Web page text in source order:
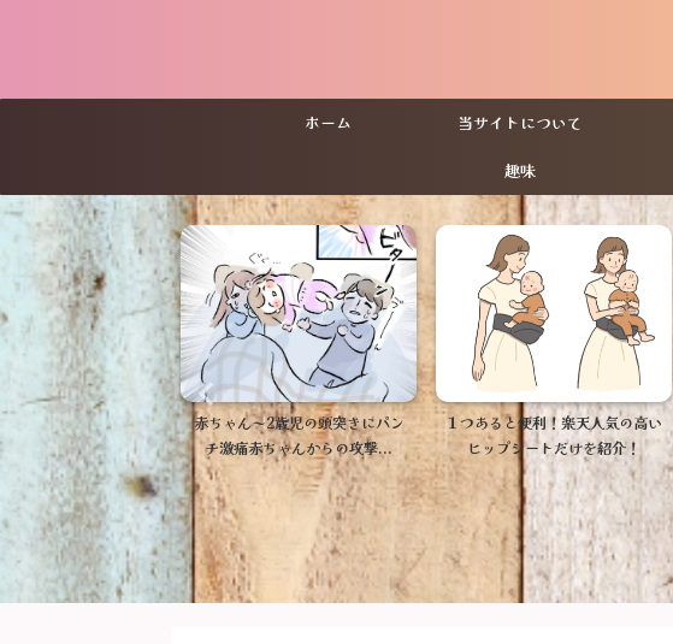
ホーム 当サイトについて
趣味
2歳児の頭突きにパン
ちゃんからの攻撃...
１つあると便利！楽天人気の高い
ヒップシートだけを紹介！
【病児保育？】【ファミリーサポ
ート？】ワーママワンオペ...